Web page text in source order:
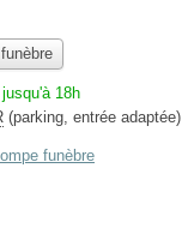
18h
(parking, entrée adaptée)
funèbre